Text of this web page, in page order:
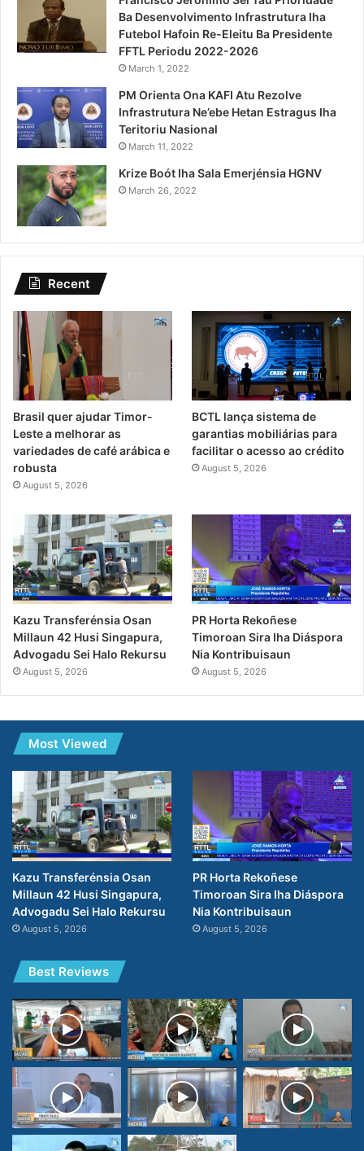
Ba Desenvolvimento Infrastrutura Iha
Futebol Hafoin Re-Eleitu Ba Presidente
FFTL Periodu 2022-2026
March 1, 2022
PM Orienta Ona KAFI Atu Rezolve
Infrastrutura Ne’ebe Hetan Estragus Iha
Teritoriu Nasional
March 11, 2022
Krize Boót Iha Sala Emerjénsia HGNV
March 26, 2022
Recent
Brasil quer ajudar Timor-
Leste a melhorar as
variedades de café arábica e
robusta
August 5, 2026
BCTL lança sistema de
garantias mobiliárias para
facilitar o acesso ao crédito
August 5, 2026
Kazu Transferénsia Osan
Millaun 42 Husi Singapura,
Advogadu Sei Halo Rekursu
August 5, 2026
PR Horta Rekoñese
Timoroan Sira Iha Diáspora
Nia Kontribuisaun
August 5, 2026
Most Viewed
Kazu Transferénsia Osan
Millaun 42 Husi Singapura,
Advogadu Sei Halo Rekursu
August 5, 2026
PR Horta Rekoñese
Timoroan Sira Iha Diáspora
Nia Kontribuisaun
August 5, 2026
Best Reviews